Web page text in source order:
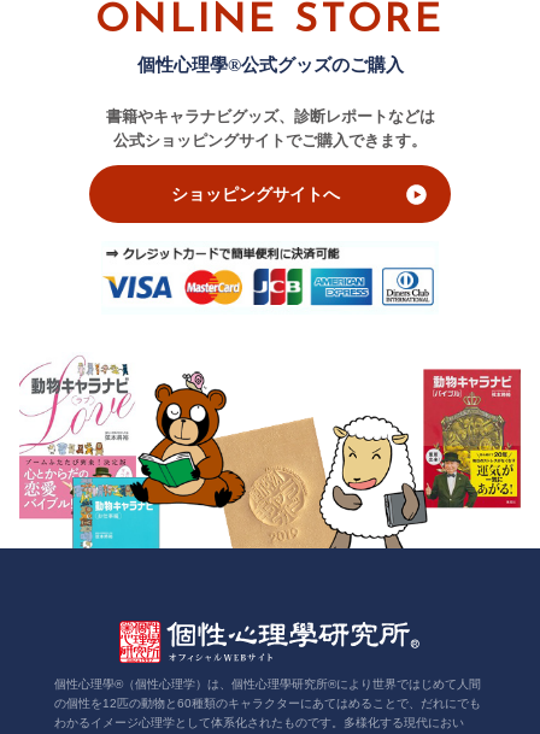
ONLINE STORE
個性心理學®公式グッズのご購入
書籍やキャラナビグッズ、診断レポートなどは
公式ショッピングサイトでご購入できます。
ショッピングサイトへ
個性心理學®（個性心理学）は、個性心理學研究所®により世界ではじめて人間
の個性を12匹の動物と60種類のキャラクターにあてはめることで、だれにでも
わかるイメージ心理学として体系化されたものです。多様化する現代におい